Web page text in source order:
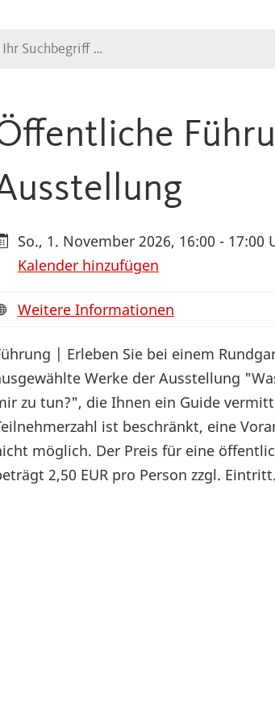
So., 1. November 2026, 16:00 - 17:00
Kalender hinzufügen
Weitere Informationen
| Erleben Sie bei einem
Werke der Ausstellung
zu tun?", die Ihnen ein Guide
ist beschränkt, eine
möglich. Der Preis für eine
2,50 EUR pro Person zzgl. Eintritt.